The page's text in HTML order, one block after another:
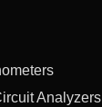
Analyzers